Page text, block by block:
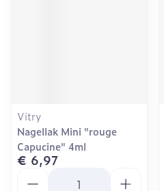
Vitry
Nagellak Mini "rouge
Capucine" 4ml
€ 6,97